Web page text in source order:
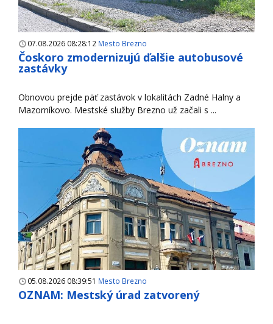
07.08.2026 08:28:12 Mesto Brezno
Čoskoro zmodernizujú ďalšie autobusové
zastávky
Obnovou prejde päť zastávok v lokalitách Zadné Halny a
Mazorníkovo. Mestské služby Brezno už začali s ...
05.08.2026 08:39:51 Mesto Brezno
OZNAM: Mestský úrad zatvorený